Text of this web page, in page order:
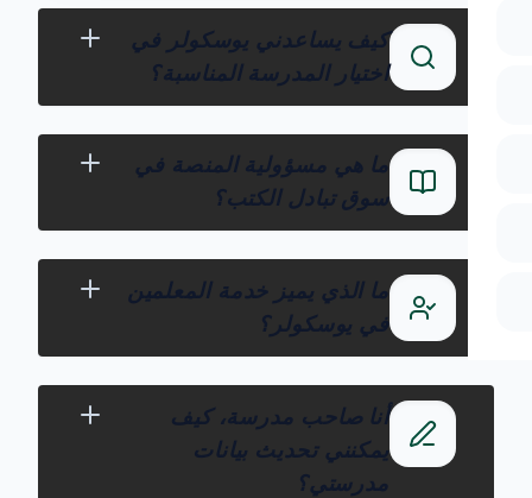
كيف يساعدني يوسكولر في
اختيار المدرسة المناسبة؟
ما هي مسؤولية المنصة في
سوق تبادل الكتب؟
ما الذي يميز خدمة المعلمين
في يوسكولر؟
أنا صاحب مدرسة، كيف
يمكنني تحديث بيانات
مدرستي؟